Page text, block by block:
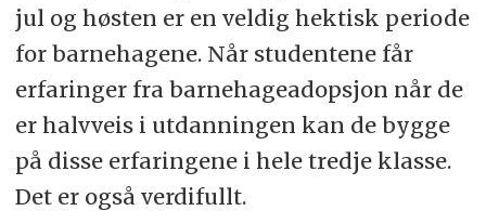
jul og høsten er en veldig hektisk periode
for barnehagene. Når studentene får
erfaringer fra barnehageadopsjon når de
er halvveis i utdanningen kan de bygge
på disse erfaringene i hele tredje klasse.
Det er også verdifullt.